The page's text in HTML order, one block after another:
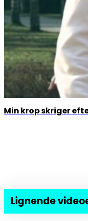
Min krop skriger
Lignende